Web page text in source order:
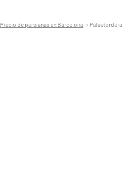
Precio de persianas en Barcelona Palautordera